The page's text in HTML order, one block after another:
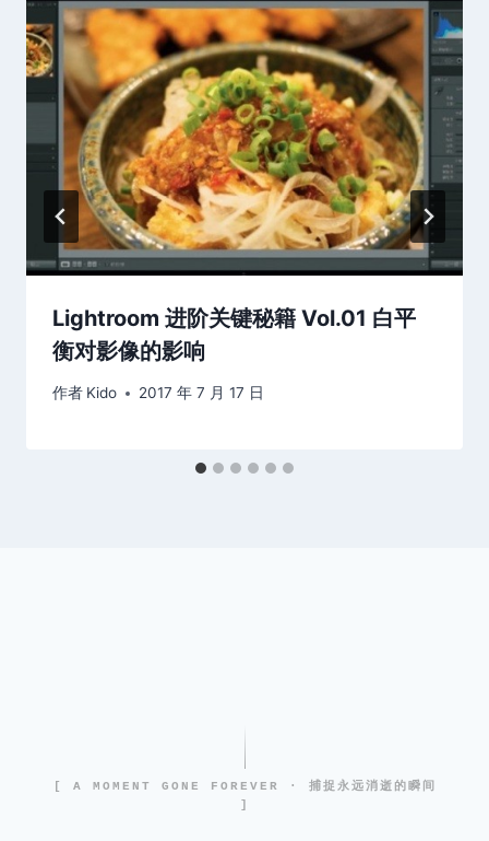
Lightroom 进阶关键秘籍 Vol.01 白平
衡对影像的影响
作者 Kido 2017 年 7 月 17 日
[ A MOMENT GONE FOREVER · 捕捉永远消逝的瞬间
]